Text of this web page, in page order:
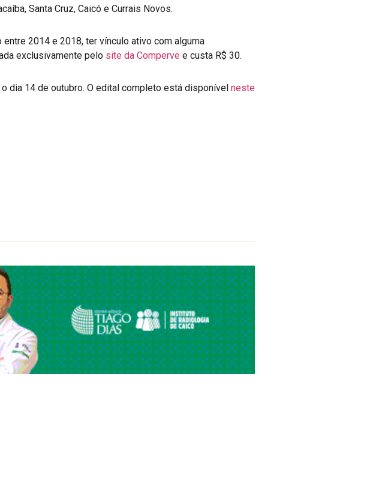
Santa Cruz, Caicó e Currais Novos.
2014 e 2018, ter vínculo ativo com alguma
exclusivamente pelo site da Comperve e custa R$ 30.
dia 14 de outubro. O edital completo está disponível neste